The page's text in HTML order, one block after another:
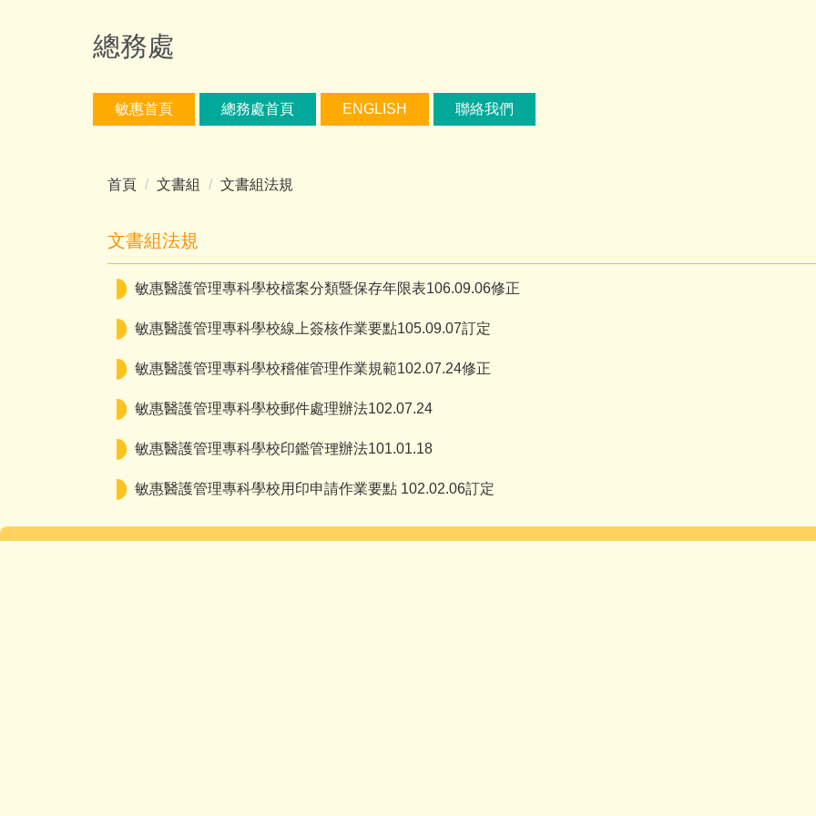
總務處
敏惠首頁 總務處首頁 ENGLISH 聯絡我們
首頁 文書組 文書組法規
文書組法規
敏惠醫護管理專科學校檔案分類暨保存年限表106.09.06修正
敏惠醫護管理專科學校線上簽核作業要點105.09.07訂定
敏惠醫護管理專科學校稽催管理作業規範102.07.24修正
敏惠醫護管理專科學校郵件處理辦法102.07.24
敏惠醫護管理專科學校印鑑管理辦法101.01.18
敏惠醫護管理專科學校用印申請作業要點 102.02.06訂定